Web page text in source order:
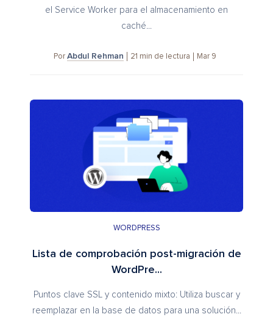
el Service Worker para el almacenamiento en
caché...
Por Abdul Rehman 21 min de lectura Mar 9
WORDPRESS
Lista de comprobación post-migración de
WordPre...
Puntos clave SSL y contenido mixto: Utiliza buscar y
reemplazar en la base de datos para una solución...